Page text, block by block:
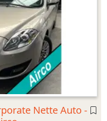
Nette Auto -